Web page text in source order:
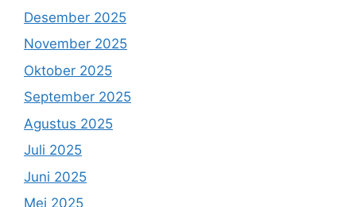
Desember 2025
November 2025
Oktober 2025
September 2025
Agustus 2025
Juli 2025
Juni 2025
Mei 2025